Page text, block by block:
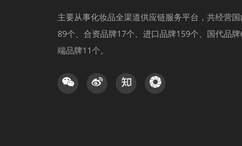
主要从事化妆品全渠道供应链服务平台，共经营
89个、合资品牌17个、进口品牌159个、国代品
端品牌11个。